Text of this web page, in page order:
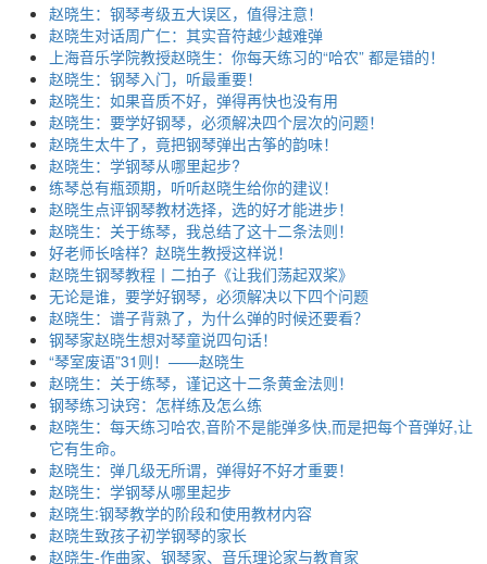
赵晓生：钢琴考级五大误区，值得注意！
赵晓生对话周广仁：其实音符越少越难弹
上海音乐学院教授赵晓生：你每天练习的“哈农” 都是错的！
赵晓生：钢琴入门，听最重要！
赵晓生：如果音质不好，弹得再快也没有用
赵晓生：要学好钢琴，必须解决四个层次的问题！
赵晓生太牛了，竟把钢琴弹出古筝的韵味！
赵晓生：学钢琴从哪里起步?
练琴总有瓶颈期，听听赵晓生给你的建议！
赵晓生点评钢琴教材选择，选的好才能进步！
赵晓生：关于练琴，我总结了这十二条法则！
好老师长啥样？赵晓生教授这样说！
赵晓生钢琴教程丨二拍子《让我们荡起双桨》
无论是谁，要学好钢琴，必须解决以下四个问题
赵晓生：谱子背熟了，为什么弹的时候还要看？
钢琴家赵晓生想对琴童说四句话！
“琴室废语”31则！——赵晓生
赵晓生：关于练琴，谨记这十二条黄金法则！
钢琴练习诀窍：怎样练及怎么练
赵晓生：每天练习哈农,音阶不是能弹多快,而是把每个音弹好,让
它有生命。
赵晓生：弹几级无所谓，弹得好不好才重要！
赵晓生：学钢琴从哪里起步
赵晓生:钢琴教学的阶段和使用教材内容
赵晓生致孩子初学钢琴的家长
赵晓生-作曲家、钢琴家、音乐理论家与教育家